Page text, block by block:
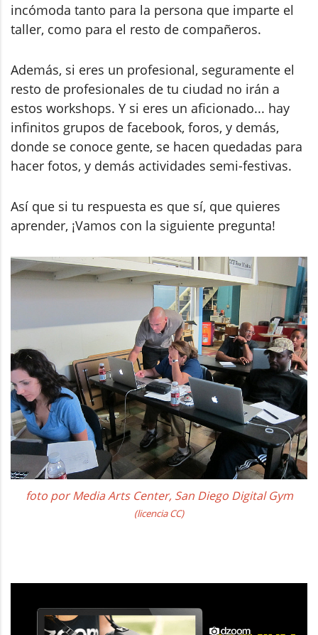
incómoda tanto para la persona que imparte el
taller, como para el resto de compañeros.
Además, si eres un profesional, seguramente el
resto de profesionales de tu ciudad no irán a
estos workshops. Y si eres un aficionado... hay
infinitos grupos de facebook, foros, y demás,
donde se conoce gente, se hacen quedadas para
hacer fotos, y demás actividades semi-festivas.
Así que si tu respuesta es que sí, que quieres
aprender, ¡Vamos con la siguiente pregunta!
foto por Media Arts Center, San Diego Digital Gym
(licencia CC)